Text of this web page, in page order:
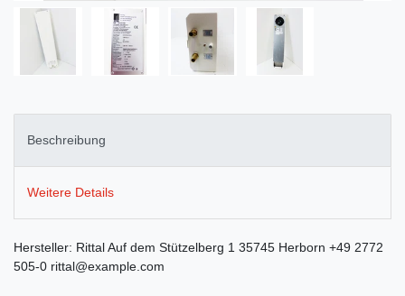
Beschreibung
Weitere Details
Hersteller: RittalAuf dem Stützelberg 1 35745 Herborn +49 2772
505-0 rittal@example.com